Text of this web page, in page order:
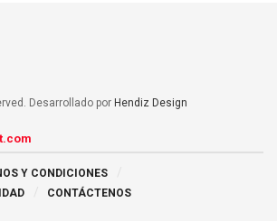
Desarrollado por Hendiz Design
Y CONDICIONES
CONTÁCTENOS